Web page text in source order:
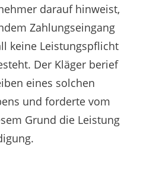
darauf hinweist,
Zahlungseingang
keine Leistungspflicht
Der Kläger berief
eines solchen
und forderte vom
Grund die Leistung